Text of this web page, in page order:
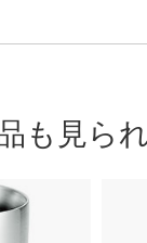
も見ら